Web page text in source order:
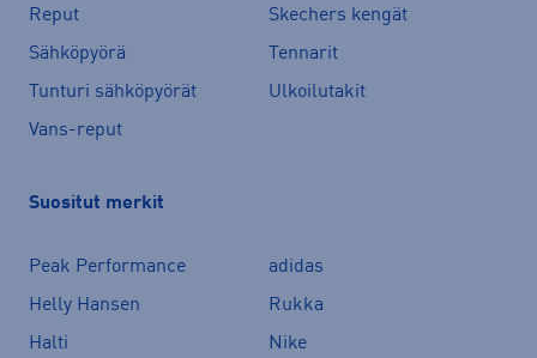
Reput
Skechers kengät
Sähköpyörä
Tennarit
Tunturi sähköpyörät
Ulkoilutakit
Vans-reput
Suositut merkit
Peak Performance
adidas
Helly Hansen
Rukka
Halti
Nike